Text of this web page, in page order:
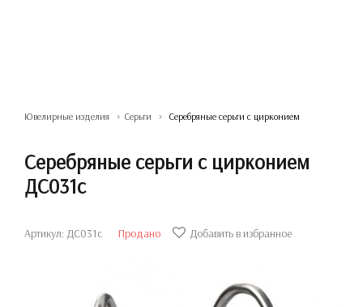
Ювелирные изделия Серьги Серебряные серьги с цирконием
Серебряные серьги с цирконием
ДС031с
Артикул: ДС031с Продано Добавить в избранное